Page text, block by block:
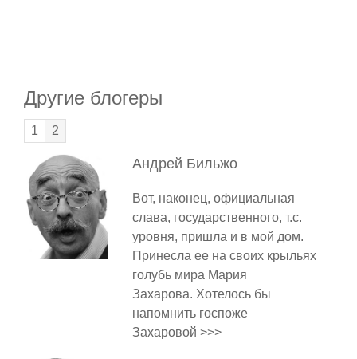
Другие блогеры
1 2
Андрей Бильжо
Вот, наконец, официальная
слава, государственного, т.с.
уровня, пришла и в мой дом.
Принесла ее на своих крыльях
голубь мира Мария
Захарова. Хотелось бы
напомнить госпоже
Захаровой >>>